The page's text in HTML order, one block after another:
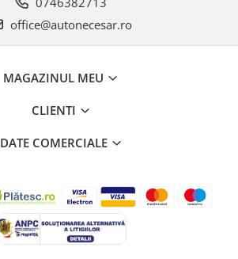
office@autonecesar.ro
MAGAZINUL MEU
CLIENTI
DATE COMERCIALE